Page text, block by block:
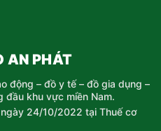
AN PHÁT
động – đồ y tế – đồ gia dụng –
đầu khu vực miền Nam.
24/10/2022 tại Thuế cơ